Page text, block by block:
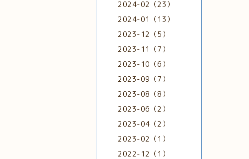
2024-02（23）
2024-01（13）
2023-12（5）
2023-11（7）
2023-10（6）
2023-09（7）
2023-08（8）
2023-06（2）
2023-04（2）
2023-02（1）
2022-12（1）